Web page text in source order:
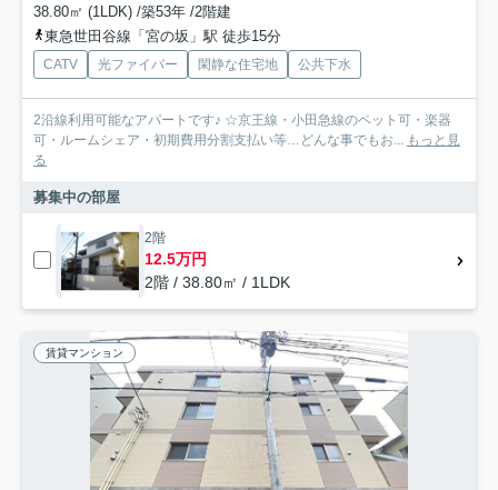
38.80㎡ (1LDK) /築53年 /2階建
東急世田谷線「宮の坂」駅 徒歩15分
CATV 光ファイバー 閑静な住宅地 公共下水
2沿線利用可能なアパートです♪ ☆京王線・小田急線のペット可・楽器
可・ルームシェア・初期費用分割支払い等…どんな事でもお...
もっと見
る
募集中の部屋
2階
12.5万円
2階 / 38.80㎡ / 1LDK
賃貸マンション